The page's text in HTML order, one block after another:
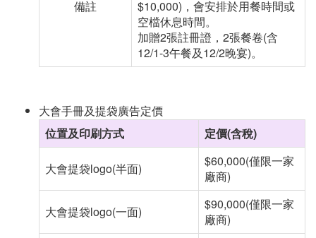
備註
$10,000) ，會安排於用餐時間或
空檔休息時間。
加贈2張註冊證， 2張餐卷(含
12/1-3午餐及12/2晚宴)。
大會手冊及提袋廣告定價
位置及印刷方式
定價(含稅)
大會提袋logo(半面)
$60,000(僅限一家
廠商)
大會提袋logo(一面)
$90,000(僅限一家
廠商)